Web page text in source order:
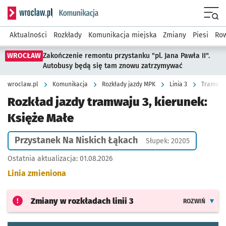
Serwis informacyjny wroclaw.pl podserwis: Komunikacja
Aktualności Rozkłady Komunikacja miejska Zmiany Piesi
WROCŁAW Zakończenie remontu przystanku "pl. Jana Pawła II".
Autobusy będą się tam znowu zatrzymywać
wroclaw.pl Komunikacja Rozkłady jazdy MPK Linia 3 Tramwaj
Rozkład jazdy tramwaju 3, kierunek:
Księże Małe
Przystanek Na Niskich Łąkach Słupek: 20205
Ostatnia aktualizacja: 01.08.2026
Linia zmieniona
Zmiany w rozkładach linii 3 ROZWIŃ